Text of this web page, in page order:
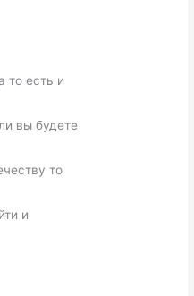
то есть и
вы будете
то
и